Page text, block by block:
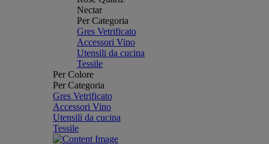
Nectar
Per Categoria
Gres Vetrificato
Accessori Vino
Utensili da cucina
Tessile
Per Colore
Per Categoria
Gres Vetrificato
Accessori Vino
Utensili da cucina
Tessile